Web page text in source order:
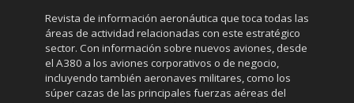
Revista de información aeronáutica que toca todas las
áreas de actividad relacionadas con este estratégico
sector. Con información sobre nuevos aviones, desde
el A380 a los aviones corporativos o de negocio,
incluyendo también aeronaves militares, como los
súper cazas de las principales fuerzas aéreas del